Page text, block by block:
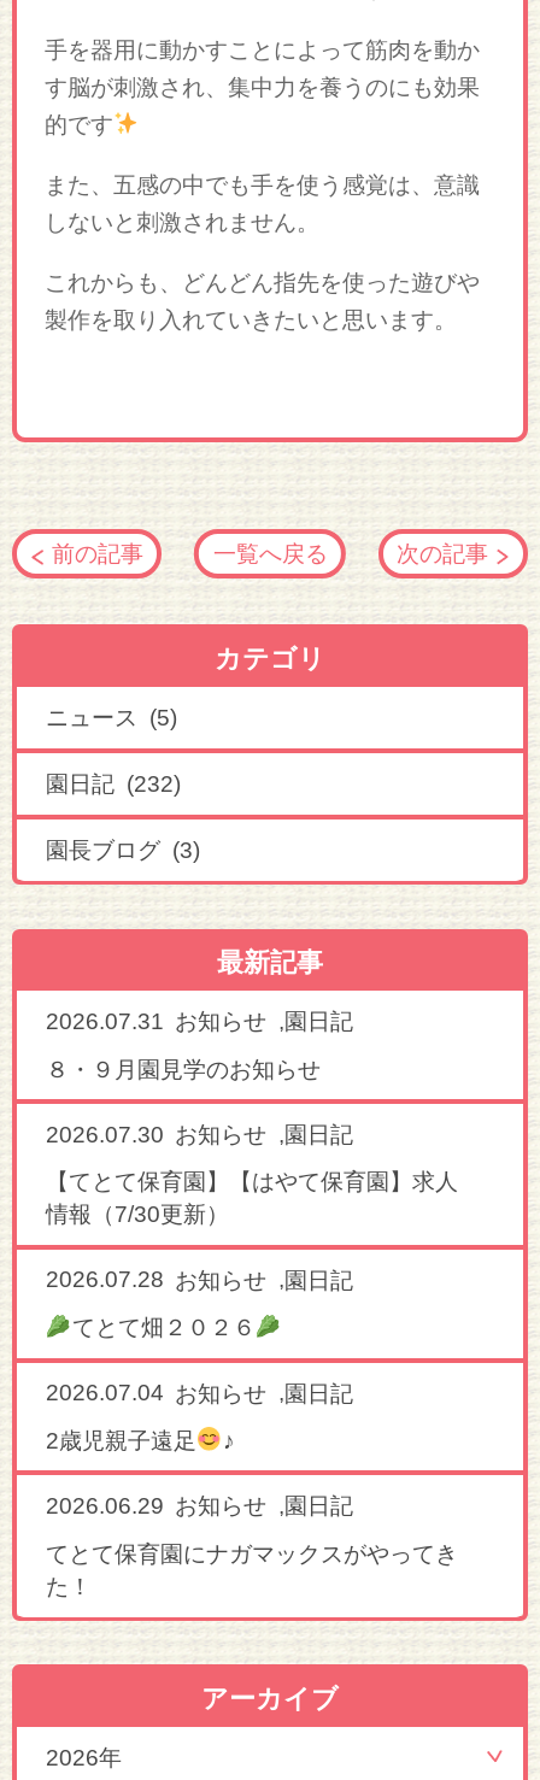
手を器用に動かすことによって筋肉を動か
す脳が刺激され、集中力を養うのにも効果
的です
また、五感の中でも手を使う感覚は、意識
しないと刺激されません。
これからも、どんどん指先を使った遊びや
製作を取り入れていきたいと思います。
前の記事 一覧へ戻る 次の記事
カテゴリ
ニュース (5)
園日記 (232)
園長ブログ (3)
最新記事
2026.07.31 お知らせ ,園日記
８・９月園見学のお知らせ
2026.07.30 お知らせ ,園日記
【てとて保育園】【はやて保育園】求人
情報（7/30更新）
2026.07.28 お知らせ ,園日記
てとて畑２０２６
2026.07.04 お知らせ ,園日記
2歳児親子遠足
♪
2026.06.29 お知らせ ,園日記
てとて保育園にナガマックスがやってき
た！
アーカイブ
2026年